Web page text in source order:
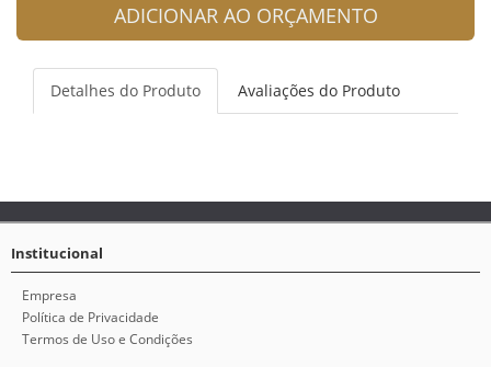
ADICIONAR AO ORÇAMENTO
Detalhes do Produto Avaliações do Produto
Institucional
Empresa
Política de Privacidade
Termos de Uso e Condições